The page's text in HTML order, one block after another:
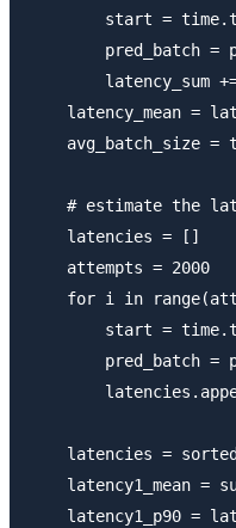
start =
pred_batch =
latency_sum
latency_mean =
avg_batch_size =
# estimate the
    latencies = []
    attempts = 2000
for i in
start =
pred_batch =
latencies =
latency1_mean =
latency1_p90 =